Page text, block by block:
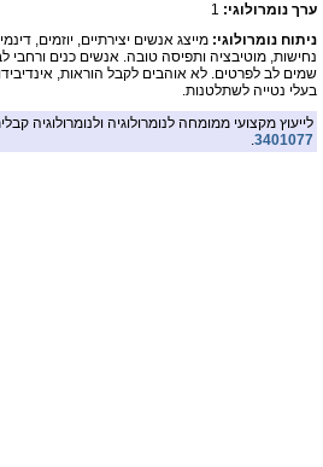
ערך נומרולוגי: 1
ניתוח נומרולוגי: מייצג אנשים יצירתיים, יוזמים,
נחישות, מוטיבציה ותפיסה טובה. אנשים כנים
שמים לב לפרטים. לא אוהבים לקבל הוראות,
בעלי נטייה לשתלטנות.
לייעוץ מקצועי ממומחה לנומרולוגיה ולנומרולוגיה
3401077
.